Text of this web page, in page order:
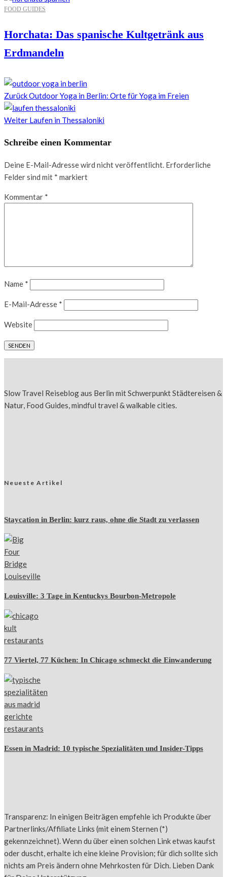
FOOD GUIDES
Horchata: Das spanische Kultgetränk aus
Erdmandeln
ZurückOutdoor Yoga in Berlin: Orte für Yoga im Freien
Weiter Laufen in Thessaloniki
Schreibe einen Kommentar
Deine E-Mail-Adresse wird nicht veröffentlicht. Erforderliche
Felder sind mit * markiert
Kommentar *
Name *
E-Mail-Adresse *
Website
Slow Travel Reiseblog aus Berlin mit Schwerpunkt Städtereisen &
Natur, Food Guides, mindful travel & walkable cities.
Neueste Artikel
Staycation in Berlin: kurz raus, ohne die Stadt zu verlassen
Louisville: 3 Tage in Kentuckys Bourbon-Metropole
77 Viertel, 77 Küchen: In Chicago schmeckt die Einwanderung
Essen in Madrid: 10 typische Spezialitäten und Insider-Tipps
Transparenz: In einigen Beiträgen empfehle ich Produkte über
Partnerlinks/Affiliate Links (mit einem Sternen (*)
gekennzeichnet). Wenn du über einen solchen Link etwas kaufst
oder duscht, erhalte ich eine kleine Provision; für dich sollte sich
nichts am Preis ändern ohne Mehrkosten für Dich. Lieben Dank